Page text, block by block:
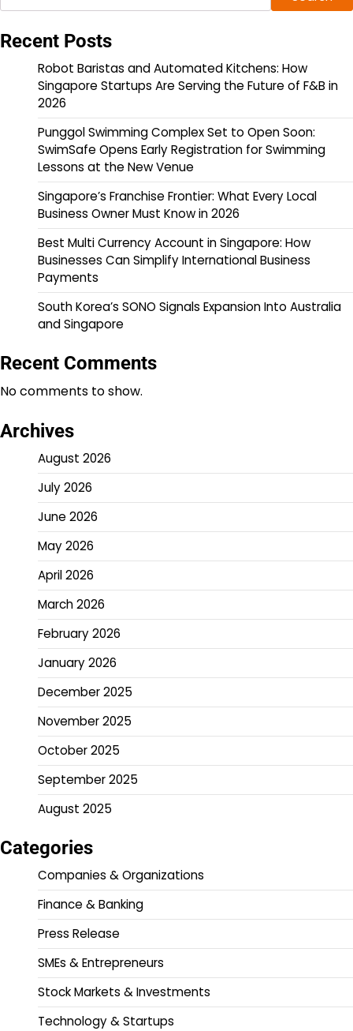
Recent Posts
Robot Baristas and Automated Kitchens: How
Singapore Startups Are Serving the Future of F&B in
2026
Punggol Swimming Complex Set to Open Soon:
SwimSafe Opens Early Registration for Swimming
Lessons at the New Venue
Singapore’s Franchise Frontier: What Every Local
Business Owner Must Know in 2026
Best Multi Currency Account in Singapore: How
Businesses Can Simplify International Business
Payments
South Korea’s SONO Signals Expansion Into Australia
and Singapore
Recent Comments
No comments to show.
Archives
August 2026
July 2026
June 2026
May 2026
April 2026
March 2026
February 2026
January 2026
December 2025
November 2025
October 2025
September 2025
August 2025
Categories
Companies & Organizations
Finance & Banking
Press Release
SMEs & Entrepreneurs
Stock Markets & Investments
Technology & Startups